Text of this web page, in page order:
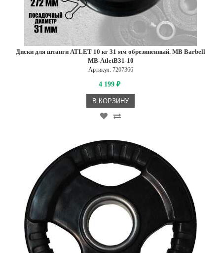
Диски для штанги ATLET 10 кг 31 мм обрезиненный. MB Barbell
MB-AtletB31-10
Артикул: 7207366
4 199 ₽
В КОРЗИНУ